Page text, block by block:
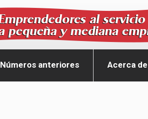
Números anteriores Acerca de